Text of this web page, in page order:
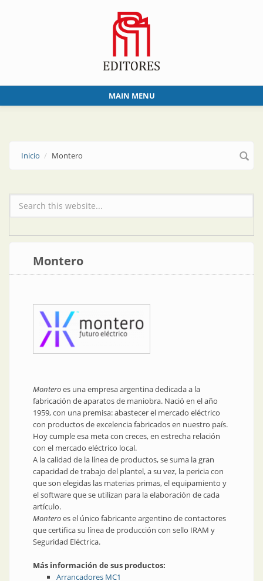
MAIN MENU
Inicio Montero
Formulario de búsqueda
Montero
Monteroes una empresa argentina dedicada a la
fabricación de aparatos de maniobra. Nació en el año
1959, con una premisa: abastecer el mercado eléctrico
con productos de excelencia fabricados en nuestro país.
Hoy cumple esa meta con creces, en estrecha relación
con el mercado eléctrico local.
A la calidad de la línea de productos, se suma la gran
capacidad de trabajo del plantel, a su vez, la pericia con
que son elegidas las materias primas, el equipamiento y
el software que se utilizan para la elaboración de cada
artículo.
Monteroes el único fabricante argentino de contactores
que certifica su línea de producción con sello IRAM y
Seguridad Eléctrica.
Más información de sus productos:
Arrancadores MC1